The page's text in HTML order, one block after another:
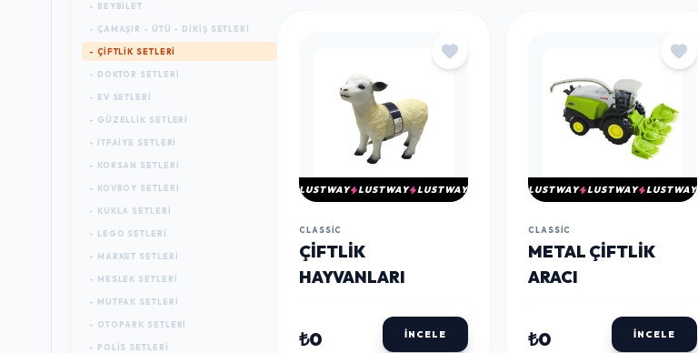
- BEYBILET
- ÇAMAŞIR - ÜTÜ - DIKIŞ SETLERI
- ÇIFTLIK SETLERI
- DOKTOR SETLERI
- EV SETLERI
- GÜZELLIK SETLERI
- İTFAIYE SETLERI
- KORSAN SETLERI
- KOVBOY SETLERI
- KUKLA SETLERI
- LEGO SETLERI
- MARKET SETLERI
- MESLEK SETLERI
- MUTFAK SETLERI
- OTOPARK SETLERI
- POLIS SETLERI
LUSTWAY LUSTWAY LUSTWAY
CLASSIC
ÇIFTLIK
HAYVANLARI
₺0 İNCELE
LUSTWAY LUSTWAY LUSTWAY
CLASSIC
METAL ÇIFTLIK
ARACI
₺0 İNCELE